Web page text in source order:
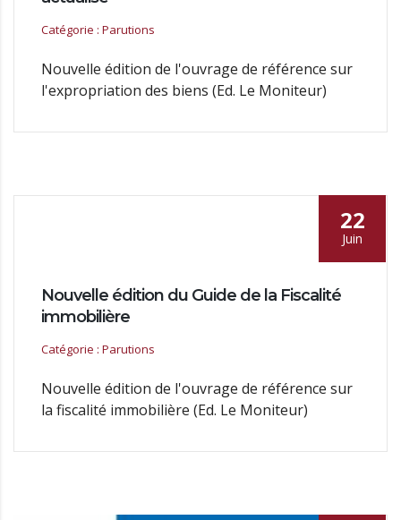
Catégorie : Parutions
Nouvelle édition de l'ouvrage de référence sur
l'expropriation des biens (Ed. Le Moniteur)
22
Juin
Nouvelle édition du Guide de la Fiscalité
immobilière
Catégorie : Parutions
Nouvelle édition de l'ouvrage de référence sur
la fiscalité immobilière (Ed. Le Moniteur)